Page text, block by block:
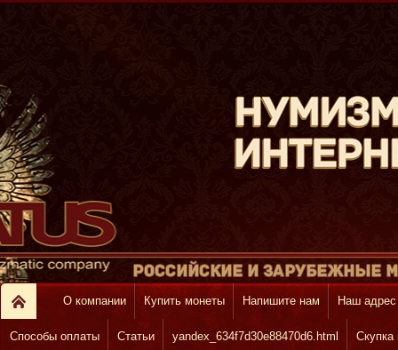
О компании Купить монеты Напишите нам Наш адрес
Способы оплаты Статьи yandex_634f7d30e88470d6.html Скупка